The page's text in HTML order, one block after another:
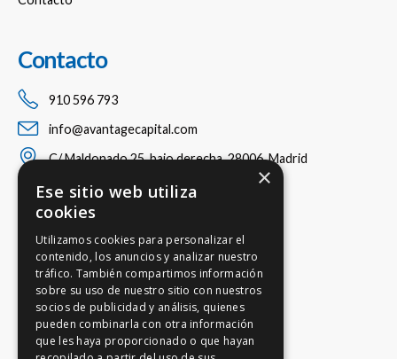
Contacto
910 596 793
info@avantagecapital.com
C/ Maldonado 25, bajo derecha, 28006, Madrid
×
Ese sitio web utiliza
cookies
Utilizamos cookies para personalizar el
contenido, los anuncios y analizar nuestro
tráfico. También compartimos información
sobre su uso de nuestro sitio con nuestros
socios de publicidad y análisis, quienes
pueden combinarla con otra información
que les haya proporcionado o que hayan